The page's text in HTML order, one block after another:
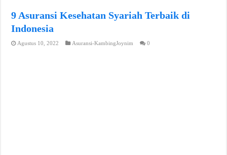
9 Asuransi Kesehatan Syariah Terbaik di
Indonesia
Agustus 10, 2022 Asuransi-KambingJoynim 0